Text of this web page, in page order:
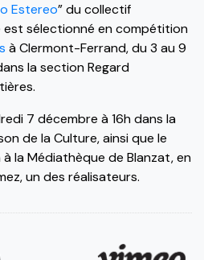
Estereo” du collectif
est sélectionné en compétition
à Clermont-Ferrand, du 3 au 9
la section Regard
7 décembre à 16h dans la
de la Culture, ainsi que le
à la Médiathèque de Blanzat, en
un des réalisateurs.